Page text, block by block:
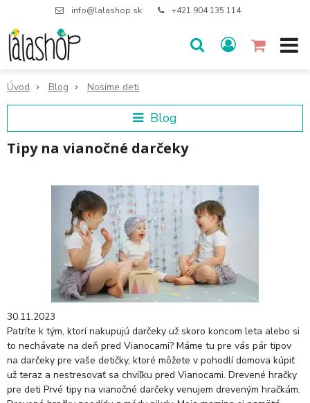
info@lalashop.sk +421 904 135 114
Úvod Blog Nosíme deti
Blog
Tipy na vianočné darčeky
30.11.2023
Patríte k tým, ktorí nakupujú darčeky už skoro koncom leta alebo si
to nechávate na deň pred Vianocami? Máme tu pre vás pár tipov
na darčeky pre vaše detičky, ktoré môžete v pohodlí domova kúpiť
už teraz a nestresovať sa chvíľku pred Vianocami. Drevené hračky
pre deti Prvé tipy na vianočné darčeky venujem dreveným hračkám.